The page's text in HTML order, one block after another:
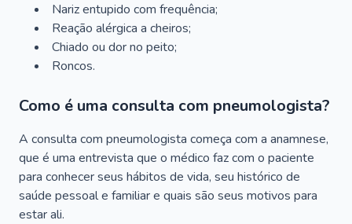
Nariz entupido com frequência;
Reação alérgica a cheiros;
Chiado ou dor no peito;
Roncos.
Como é uma consulta com pneumologista?
A consulta com pneumologista começa com a anamnese,
que é uma entrevista que o médico faz com o paciente
para conhecer seus hábitos de vida, seu histórico de
saúde pessoal e familiar e quais são seus motivos para
estar ali.